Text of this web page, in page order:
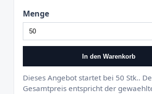
Menge
In den Warenkorb
Dieses Angebot startet bei 50 Stk..
Gesamtpreis entspricht der